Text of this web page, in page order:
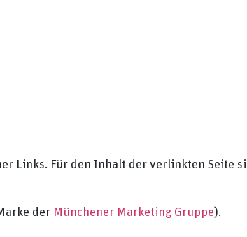
Links. Für den Inhalt der verlinkten Seite
der Münchener Marketing Gruppe).